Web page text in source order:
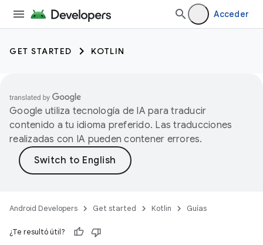
Acceder
GET STARTED KOTLIN
Google utiliza tecnología de IA para traducir
contenido a tu idioma preferido. Las traducciones
realizadas con IA pueden contener errores.
Android Developers Get started Kotlin Guías
¿Te resultó útil?